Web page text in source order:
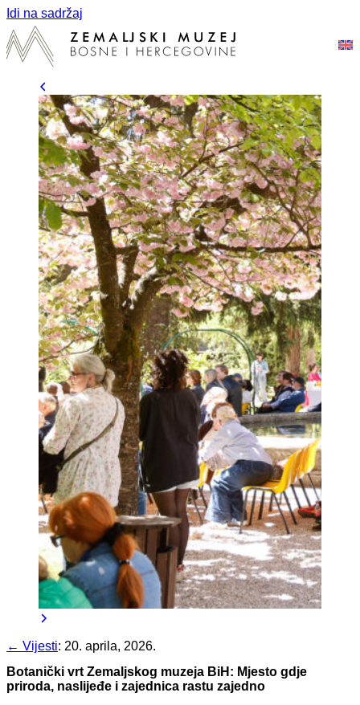
Idi na sadržaj
← Vijesti: 20. aprila, 2026.
Botanički vrt Zemaljskog muzeja BiH: Mjesto gdje
priroda, naslijeđe i zajednica rastu zajedno